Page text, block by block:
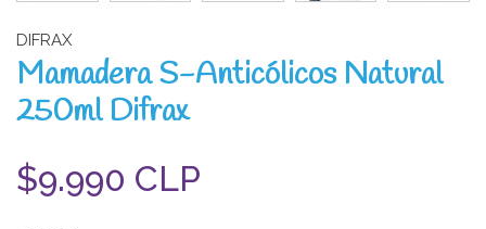
DIFRAX
Mamadera S-Anticólicos Natural
250ml Difrax
$9.990 CLP